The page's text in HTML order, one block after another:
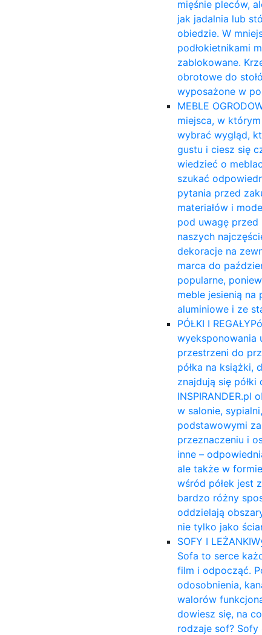
mięśnie pleców,
jak jadalnia lub
obiedzie. W
podłokietnikami
zablokowane.
obrotowe do
wyposażone w
MEBLE
miejsca, w
wybrać wygląd,
gustu i ciesz się
wiedzieć o
szukać
pytania przed
materiałów i
pod uwagę
naszych
dekoracje na
marca do
popularne,
meble jesienią
aluminiowe i ze
PÓŁKI I REGAŁY
wyeksponowania
przestrzeni do
półka na książki,
znajdują się
INSPIRANDER.pl
w salonie,
podstawowymi
przeznaczeniu i
inne –
ale także w
wśród półek jest
bardzo różny
oddzielają
nie tylko jako
SOFY I LEŻANKI
Sofa to serce
film i odpocząć.
odosobnienia,
walorów
dowiesz się, na
rodzaje sof?